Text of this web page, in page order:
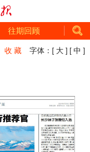
往期回顾
收 藏 字体： [ 大 ] [ 中 ]